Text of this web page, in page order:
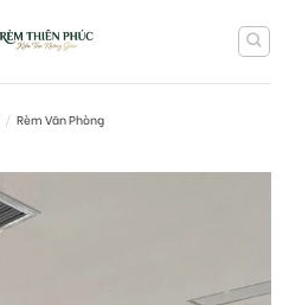
/ Rèm Văn Phòng